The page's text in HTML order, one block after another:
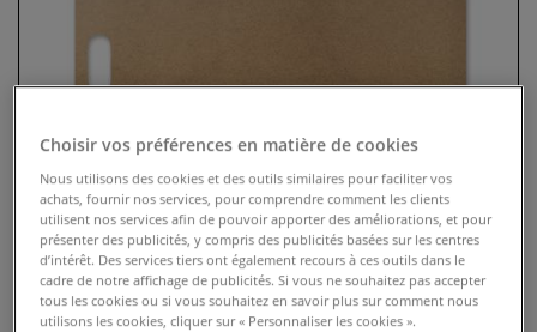
Choisir vos préférences en matière de cookies
Nous utilisons des cookies et des outils similaires pour faciliter vos
achats, fournir nos services, pour comprendre comment les clients
utilisent nos services afin de pouvoir apporter des améliorations, et pour
présenter des publicités, y compris des publicités basées sur les centres
d’intérêt. Des services tiers ont également recours à ces outils dans le
cadre de notre affichage de publicités. Si vous ne souhaitez pas accepter
tous les cookies ou si vous souhaitez en savoir plus sur comment nous
utilisons les cookies, cliquer sur « Personnaliser les cookies ».